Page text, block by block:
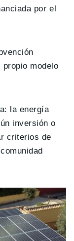
por el
modelo
la energía
inversión o
criterios de